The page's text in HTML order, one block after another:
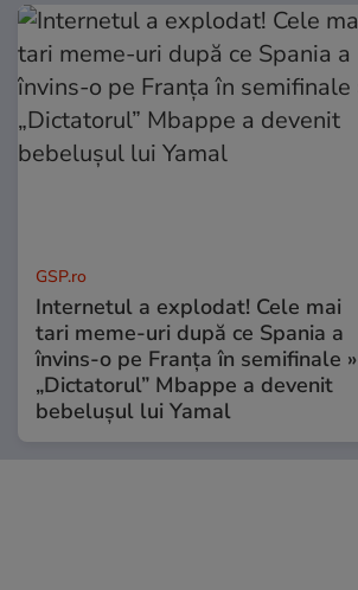
GSP.ro
Internetul a explodat! Cele mai
tari meme-uri după ce Spania a
învins-o pe Franța în semifinale »
„Dictatorul” Mbappe a devenit
bebelușul lui Yamal